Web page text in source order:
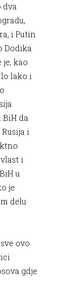
dva
i Putin
Dodika
kao
lako i
da
i
i
u
je
delu
ovo
gdje